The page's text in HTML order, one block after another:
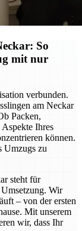
So
mit nur
verbunden.
am Neckar
Packen,
Ihres
können.
Umzugs zu
steht für
Wir
– von der ersten
Mit unserem
wir, dass Ihr